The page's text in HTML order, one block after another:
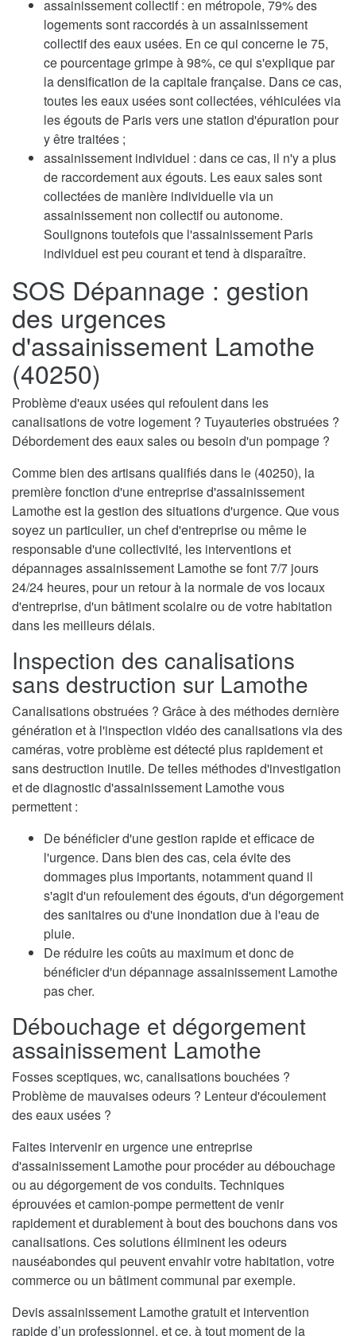
assainissement collectif : en métropole, 79% des
logements sont raccordés à un assainissement
collectif des eaux usées. En ce qui concerne le 75,
ce pourcentage grimpe à 98%, ce qui s'explique par
la densification de la capitale française. Dans ce cas,
toutes les eaux usées sont collectées, véhiculées via
les égouts de Paris vers une station d'épuration pour
y être traitées ;
assainissement individuel : dans ce cas, il n'y a plus
de raccordement aux égouts. Les eaux sales sont
collectées de manière individuelle via un
assainissement non collectif ou autonome.
Soulignons toutefois que l'assainissement Paris
individuel est peu courant et tend à disparaître.
SOS Dépannage : gestion
des urgences
d'assainissement Lamothe
(40250)
Problème d'eaux usées qui refoulent dans les
canalisations de votre logement ? Tuyauteries obstruées ?
Débordement des eaux sales ou besoin d'un pompage ?
Comme bien des artisans qualifiés dans le (40250), la
première fonction d'une entreprise d'assainissement
Lamothe est la gestion des situations d'urgence. Que vous
soyez un particulier, un chef d'entreprise ou même le
responsable d'une collectivité, les interventions et
dépannages assainissement Lamothe se font 7/7 jours
24/24 heures, pour un retour à la normale de vos locaux
d'entreprise, d'un bâtiment scolaire ou de votre habitation
dans les meilleurs délais.
Inspection des canalisations
sans destruction sur Lamothe
Canalisations obstruées ? Grâce à des méthodes dernière
génération et à l'inspection vidéo des canalisations via des
caméras, votre problème est détecté plus rapidement et
sans destruction inutile. De telles méthodes d'investigation
et de diagnostic d'assainissement Lamothe vous
permettent :
De bénéficier d'une gestion rapide et efficace de
l'urgence. Dans bien des cas, cela évite des
dommages plus importants, notamment quand il
s'agit d'un refoulement des égouts, d'un dégorgement
des sanitaires ou d'une inondation due à l'eau de
pluie.
De réduire les coûts au maximum et donc de
bénéficier d'un dépannage assainissement Lamothe
pas cher.
Débouchage et dégorgement
assainissement Lamothe
Fosses sceptiques, wc, canalisations bouchées ?
Problème de mauvaises odeurs ? Lenteur d'écoulement
des eaux usées ?
Faites intervenir en urgence une entreprise
d'assainissement Lamothe pour procéder au débouchage
ou au dégorgement de vos conduits. Techniques
éprouvées et camion-pompe permettent de venir
rapidement et durablement à bout des bouchons dans vos
canalisations. Ces solutions éliminent les odeurs
nauséabondes qui peuvent envahir votre habitation, votre
commerce ou un bâtiment communal par exemple.
Devis assainissement Lamothe gratuit et intervention
rapide d’un professionnel, et ce, à tout moment de la